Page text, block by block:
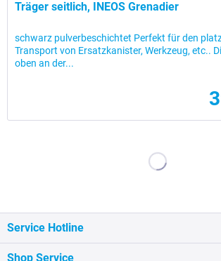
Träger seitlich, INEOS Grenadier
schwarz pulverbeschichtet Perfekt für den
Transport von Ersatzkanister, Werkzeug, etc..
oben an der...
Service Hotline
Shop Service